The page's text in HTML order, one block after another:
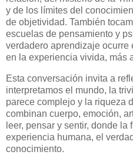
y de los límites del
de objetividad. También
escuelas de pensamiento y
verdadero aprendizaje
en la experiencia vivida, más
Esta conversación invita a
interpretamos el mundo, la
parece complejo y la riqueza
combinan cuerpo, emoción,
leer, pensar y sentir, donde
experiencia humana, el
conocimiento.